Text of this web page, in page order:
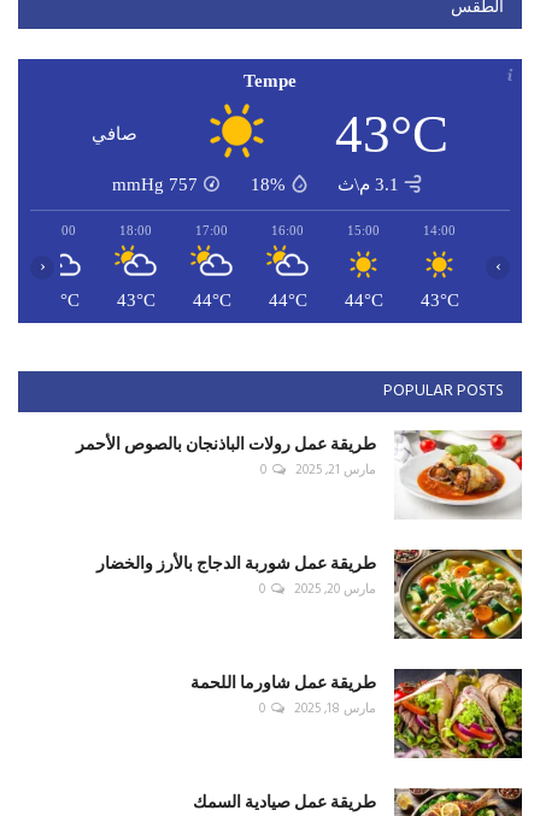
الطقس
Tempe
43°C صافي
3.1 م\ث 18%
757
mmHg
14:00
43°C
15:00
44°C
16:00
44°C
17:00
44°C
18:00
43°C
19:00
42°C
‹ ›
POPULAR POSTS
طريقة عمل رولات الباذنجان بالصوص الأحمر
مارس 21, 2025 0
طريقة عمل شوربة الدجاج بالأرز والخضار
مارس 20, 2025 0
طريقة عمل شاورما اللحمة
مارس 18, 2025 0
طريقة عمل صيادية السمك